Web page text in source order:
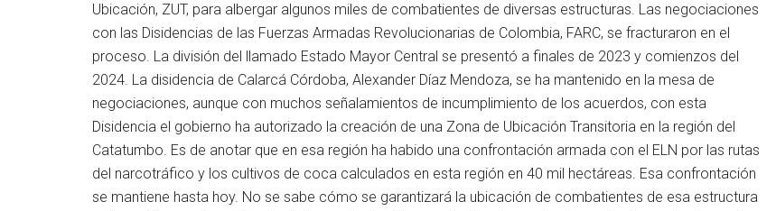
Ubicación, ZUT, para albergar algunos miles de combatientes de diversas estructuras. Las negociaciones
con las Disidencias de las Fuerzas Armadas Revolucionarias de Colombia, FARC, se fracturaron en el
proceso. La división del llamado Estado Mayor Central se presentó a finales de 2023 y comienzos del
2024. La disidencia de Calarcá Córdoba, Alexander Díaz Mendoza, se ha mantenido en la mesa de
negociaciones, aunque con muchos señalamientos de incumplimiento de los acuerdos, con esta
Disidencia el gobierno ha autorizado la creación de una Zona de Ubicación Transitoria en la región del
Catatumbo. Es de anotar que en esa región ha habido una confrontación armada con el ELN por las rutas
del narcotráfico y los cultivos de coca calculados en esta región en 40 mil hectáreas. Esa confrontación
se mantiene hasta hoy. No se sabe cómo se garantizará la ubicación de combatientes de esa estructura